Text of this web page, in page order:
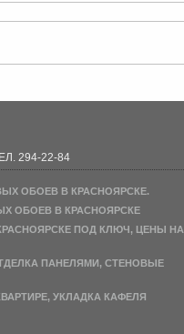
294-22-84
ОБОЕВ В КРАСНОЯРСКЕ.
ОБОЕВ В КРАСНОЯРСКЕ
ПОД КЛЮЧ, ЦЕНЫ НА
ПАНЕЛЯМИ, СТЕНОВЫЕ
УКЛАДКА КАФЕЛЯ